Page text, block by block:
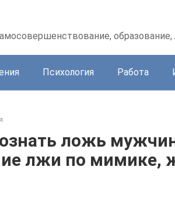
Психология Работа
ложь
лжи по мимике,